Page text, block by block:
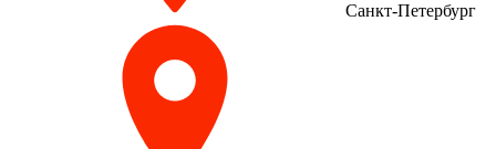
Санкт-Петербург